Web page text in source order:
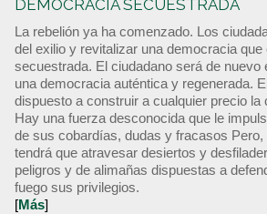
DEMOCRACIA SECUESTRADA
La rebelión ya ha comenzado. Los
del exilio y revitalizar una democracia
secuestrada. El ciudadano será de nuevo
una democracia auténtica y regenerada.
dispuesto a construir a cualquier precio la
Hay una fuerza desconocida que le
de sus cobardías, dudas y fracasos Pero,
tendrá que atravesar desiertos y
peligros y de alimañas dispuestas a
fuego sus privilegios.
[Más]